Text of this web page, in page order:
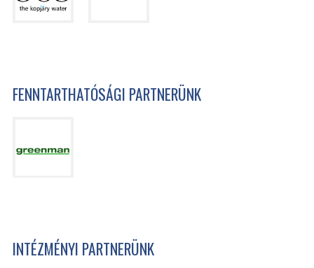
FENNTARTHATÓSÁGI PARTNERÜNK
INTÉZMÉNYI PARTNERÜNK